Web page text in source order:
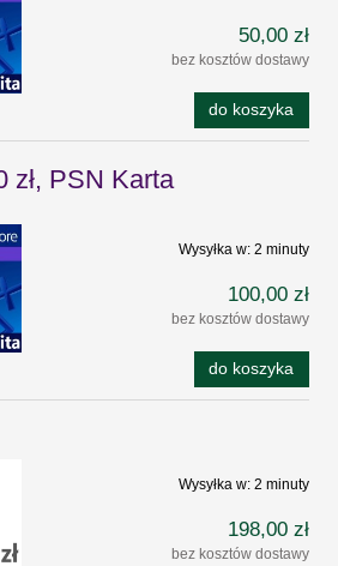
50,00 zł
bez kosztów dostawy
do koszyka
zł, PSN Karta
Wysyłka w: 2 minuty
100,00 zł
bez kosztów dostawy
do koszyka
Wysyłka w: 2 minuty
198,00 zł
bez kosztów dostawy